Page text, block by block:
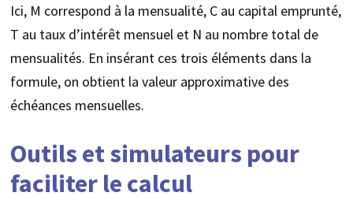
Ici, M correspond à la mensualité, C au capital emprunté,
T au taux d’intérêt mensuel et N au nombre total de
mensualités. En insérant ces trois éléments dans la
formule, on obtient la valeur approximative des
échéances mensuelles.
Outils et simulateurs pour
faciliter le calcul